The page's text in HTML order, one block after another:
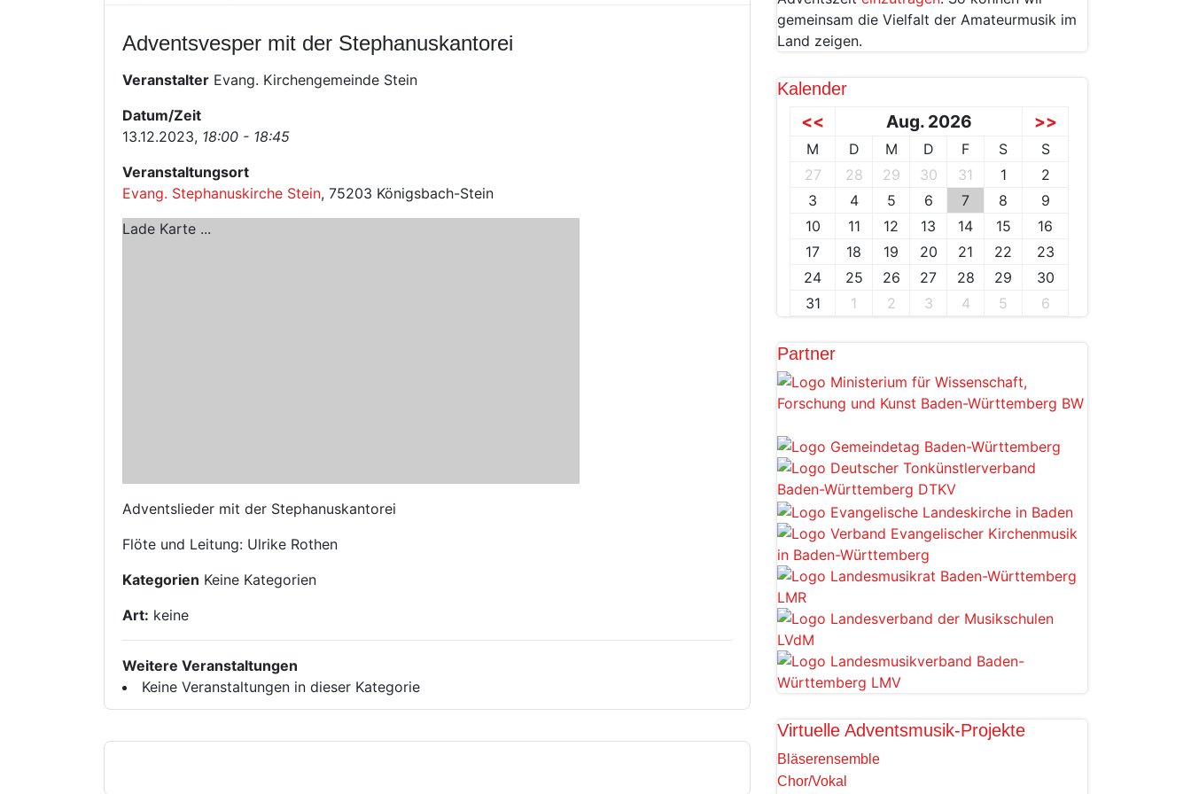
Adventsvesper mit der Stephanuskantorei
Veranstalter Evang. Kirchengemeinde Stein
Datum/Zeit
13.12.2023, 18:00 - 18:45
Veranstaltungsort
Evang. Stephanuskirche Stein, 75203 Königsbach-Stein
Lade Karte ...
Adventslieder mit der Stephanuskantorei
Flöte und Leitung: Ulrike Rothen
Kategorien Keine Kategorien
Art: keine
Weitere Veranstaltungen
Keine Veranstaltungen in dieser Kategorie
gemeinsam die Vielfalt der Amateurmusik im
Land zeigen.
Kalender
<< Aug. 2026 >>
M D M D F S
S
27
28 29 30 31 1
2
3
4 5 6 7 8
9
10
11 12 13 14 15
16
17
18 19 20 21 22
23
24
25 26 27 28 29
30
31
1 2 3 4 5 6
Partner
Virtuelle Adventsmusik-Projekte
Bläserensemble
Chor/Vokal